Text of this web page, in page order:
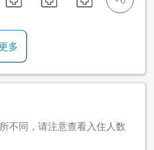
多
不同，请注意查看入住人数